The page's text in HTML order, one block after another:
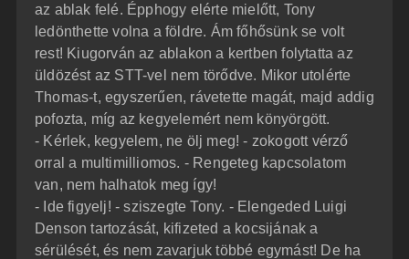
az ablak felé. Épphogy elérte mielőtt, Tony
ledönthette volna a földre. Ám főhősünk se volt
rest! Kiugorván az ablakon a kertben folytatta az
üldözést az STT-vel nem törődve. Mikor utolérte
Thomas-t, egyszerűen, rávetette magát, majd addig
pofozta, míg az kegyelemért nem könyörgött.
- Kérlek, kegyelem, ne ölj meg! - zokogott vérző
orral a multimilliomos. - Rengeteg kapcsolatom
van, nem halhatok meg így!
- Ide figyelj! - sziszegte Tony. - Elengeded Luigi
Denson tartozását, kifizeted a kocsijának a
sérülését, és nem zavarjuk többé egymást! De ha